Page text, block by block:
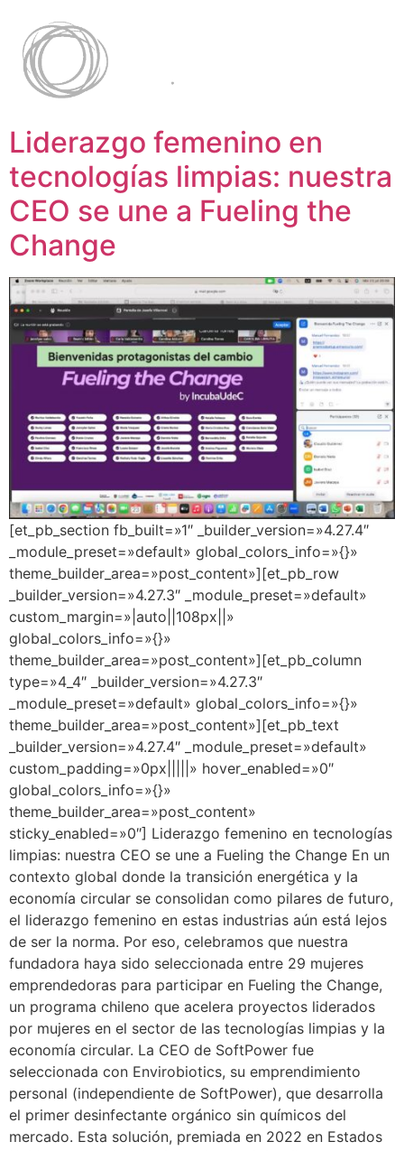
Liderazgo femenino en
tecnologías limpias: nuestra
CEO se une a Fueling the
Change
[et_pb_section fb_built=»1″ _builder_version=»4.27.4″
_module_preset=»default» global_colors_info=»{}»
theme_builder_area=»post_content»][et_pb_row
_builder_version=»4.27.3″ _module_preset=»default»
custom_margin=»|auto||108px||»
global_colors_info=»{}»
theme_builder_area=»post_content»][et_pb_column
type=»4_4″ _builder_version=»4.27.3″
_module_preset=»default» global_colors_info=»{}»
theme_builder_area=»post_content»][et_pb_text
_builder_version=»4.27.4″ _module_preset=»default»
custom_padding=»0px|||||» hover_enabled=»0″
global_colors_info=»{}»
theme_builder_area=»post_content»
sticky_enabled=»0″] Liderazgo femenino en tecnologías
limpias: nuestra CEO se une a Fueling the Change En un
contexto global donde la transición energética y la
economía circular se consolidan como pilares de futuro,
el liderazgo femenino en estas industrias aún está lejos
de ser la norma. Por eso, celebramos que nuestra
fundadora haya sido seleccionada entre 29 mujeres
emprendedoras para participar en Fueling the Change,
un programa chileno que acelera proyectos liderados
por mujeres en el sector de las tecnologías limpias y la
economía circular. La CEO de SoftPower fue
seleccionada con Envirobiotics, su emprendimiento
personal (independiente de SoftPower), que desarrolla
el primer desinfectante orgánico sin químicos del
mercado. Esta solución, premiada en 2022 en Estados